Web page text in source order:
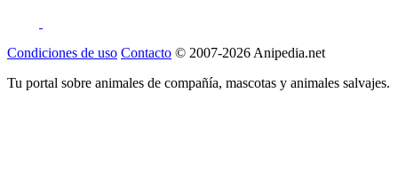
Condiciones de uso Contacto © 2007-2026 Anipedia.net
Tu portal sobre animales de compañía, mascotas y animales salvajes.